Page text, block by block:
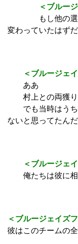
＜ブルージェ
もし他の選手も
変わっていたはずだ
＜ブルージェイ
ああ
村上との両獲り
でも当時はうち
ないと思ってたん
＜ブルージェイ
俺たちは彼に相
＜ブルージェイズ
彼はこのチームの